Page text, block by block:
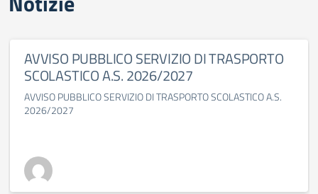
AVVISO PUBBLICO SERVIZIO DI TRASPORTO
SCOLASTICO A.S. 2026/2027
AVVISO PUBBLICO SERVIZIO DI TRASPORTO SCOLASTICO A.S.
2026/2027